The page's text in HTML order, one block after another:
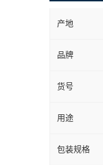
产地
品牌
货号
用途
包装规格